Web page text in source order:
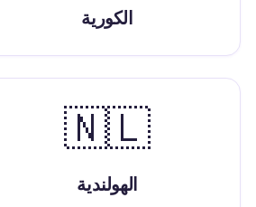
الكورية
🇳🇱
الهولندية